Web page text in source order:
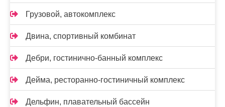
Грузовой, автокомплекс
Двина, спортивный комбинат
Дебри, гостинично-банный комплекс
Дейма, ресторанно-гостиничный комплекс
Дельфин, плавательный бассейн